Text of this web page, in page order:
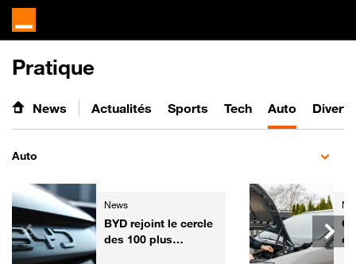
Pratique
News Actualités Sports Tech Auto
Auto
News
BYD rejoint le cercle
des 100 plus